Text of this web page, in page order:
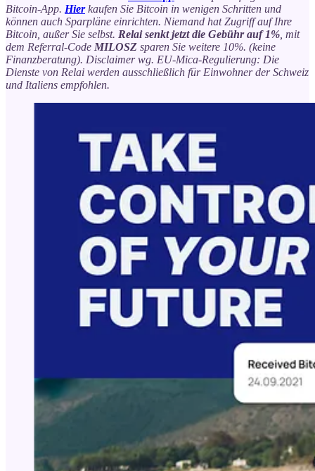
Bitcoin-App. Hierkaufen Sie Bitcoin in wenigen Schritten und
können auch Sparpläne einrichten. Niemand hat Zugriff auf Ihre
Bitcoin, außer Sie selbst. Relai senkt jetzt die Gebühr auf 1% , mit
dem Referral-Code MILOSZ sparen Sie weitere 10%. (keine
Finanzberatung). Disclaimer wg. EU-Mica-Regulierung: Die
Dienste von Relai werden ausschließlich für Einwohner der Schweiz
und Italiens empfohlen.